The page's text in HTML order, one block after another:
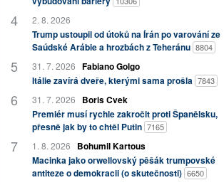
2. 8. 2026
Trump ustoupil od útoků na Írán po varování ze
Saúdské Arábie a hrozbách z Teheránu 8804
31. 7. 2026 Fabiano Golgo
Itálie zavírá dveře, kterými sama prošla 7843
31. 7. 2026
Boris Cvek
Premiér musí rychle zakročit proti Španělsku,
přesně jak by to chtěl Putin 7165
1. 8. 2026
Bohumil Kartous
Macinka jako orwellovský pěšák trumpovské
antiteze o demokracii (o skutečnosti) 6650